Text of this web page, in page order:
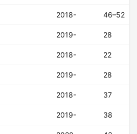
2018- 46–52
2019- 28
2018- 22
2019- 28
2018- 37
2019- 38